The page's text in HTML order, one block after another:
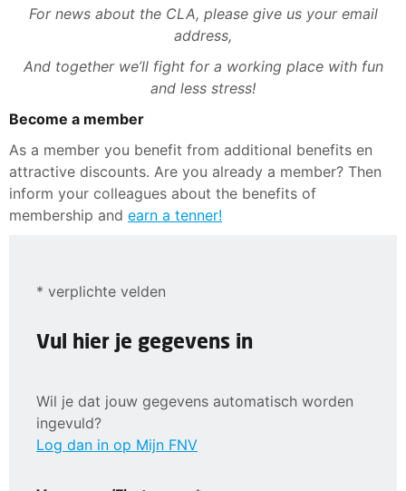
For news about the CLA, please give us your email
address,
And together we’ll fight for a working place with fun
and less stress!
Become a member
As a member you benefit from additional benefits en
attractive discounts. Are you already a member? Then
inform your colleagues about the benefits of
membership and earn a tenner!
* verplichte velden
Vul hier je gegevens in
Wil je dat jouw gegevens automatisch worden
ingevuld?
Log dan in op Mijn FNV